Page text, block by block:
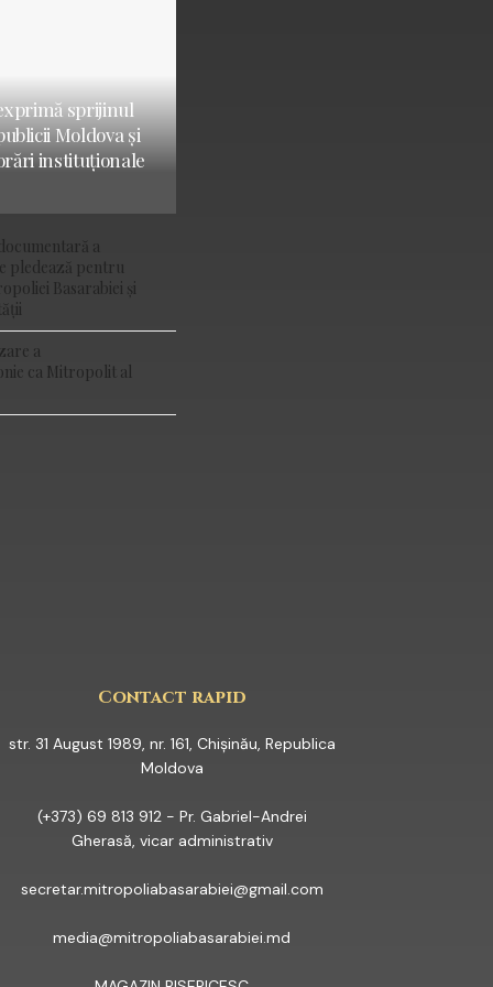
sprijinul
Moldova și
instituționale
a
pledează pentru
Basarabiei și
a
ca Mitropolit al
Contact rapid
str. 31 August 1989, nr. 161, Chișinău, Republica
Moldova
(+373) 69 813 912 - Pr. Gabriel-Andrei
Gherasă, vicar administrativ
secretar.mitropoliabasarabiei@gmail.com
media@mitropoliabasarabiei.md